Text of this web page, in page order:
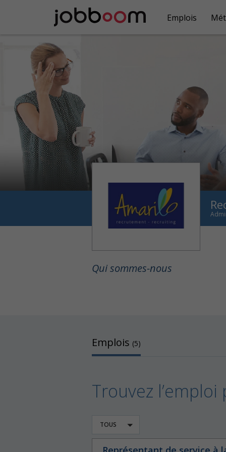
Emplois
Qui sommes-nous
Emplois (5)
Trouvez
TOUS